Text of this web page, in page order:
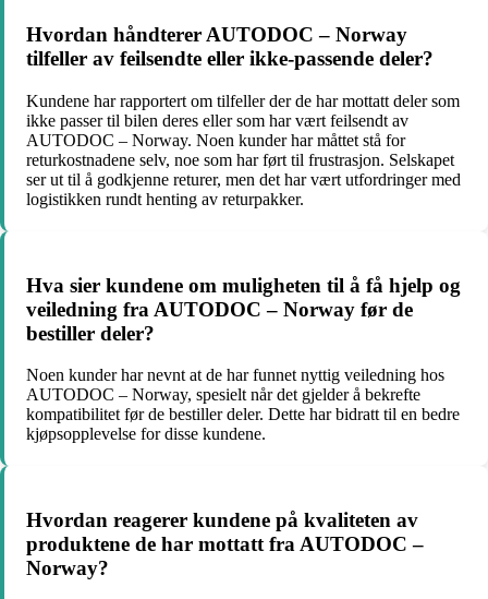
Hvordan håndterer AUTODOC – Norway
tilfeller av feilsendte eller ikke-passende deler?
Kundene har rapportert om tilfeller der de har mottatt deler som
ikke passer til bilen deres eller som har vært feilsendt av
AUTODOC – Norway. Noen kunder har måttet stå for
returkostnadene selv, noe som har ført til frustrasjon. Selskapet
ser ut til å godkjenne returer, men det har vært utfordringer med
logistikken rundt henting av returpakker.
Hva sier kundene om muligheten til å få hjelp og
veiledning fra AUTODOC – Norway før de
bestiller deler?
Noen kunder har nevnt at de har funnet nyttig veiledning hos
AUTODOC – Norway, spesielt når det gjelder å bekrefte
kompatibilitet før de bestiller deler. Dette har bidratt til en bedre
kjøpsopplevelse for disse kundene.
Hvordan reagerer kundene på kvaliteten av
produktene de har mottatt fra AUTODOC –
Norway?